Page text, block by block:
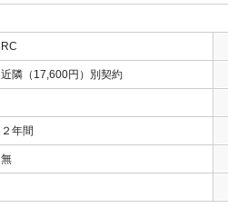
RC
近隣（17,600円）別契約
２年間
無